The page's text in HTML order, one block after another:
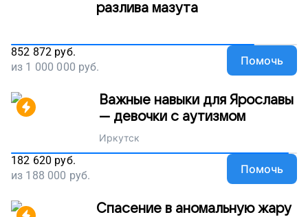
разлива мазута
852 872 руб.
из 1 000 000 руб. Помочь
Важные навыки для Ярославы
— девочки с аутизмом
Иркутск
182 620 руб.
из 188 000 руб. Помочь
Спасение в аномальную жару